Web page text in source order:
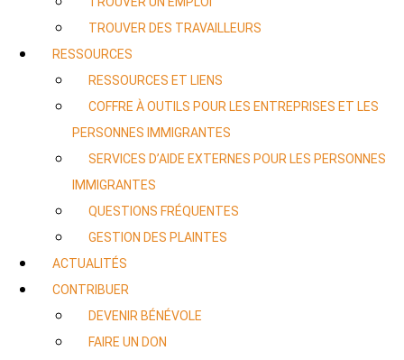
TROUVER DES TRAVAILLEURS
RESSOURCES
RESSOURCES ET LIENS
COFFRE À OUTILS POUR LES ENTREPRISES ET LES
PERSONNES IMMIGRANTES
SERVICES D’AIDE EXTERNES POUR LES PERSONNES
IMMIGRANTES
QUESTIONS FRÉQUENTES
GESTION DES PLAINTES
ACTUALITÉS
CONTRIBUER
DEVENIR BÉNÉVOLE
FAIRE UN DON